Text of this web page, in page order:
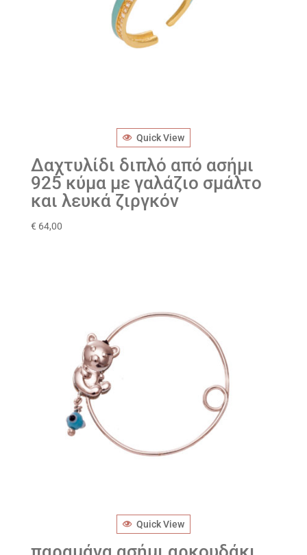
Quick View
Δαχτυλίδι διπλό από ασήμι
925 κύμα με γαλάζιο σμάλτο
και λευκά ζιργκόν
€ 64,00
Quick View